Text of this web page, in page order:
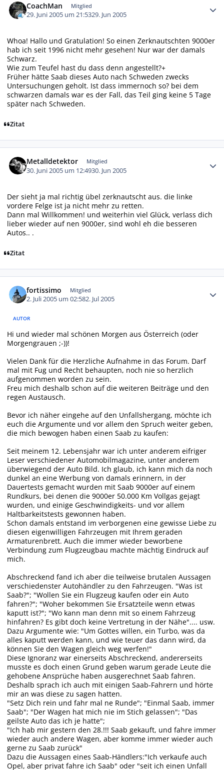
CoachMan Mitglied
29. Juni 2005 um 21:5329. Jun 2005
Whoa! Hallo und Gratulation! So einen Zerknautschten 9000er
hab ich seit 1996 nicht mehr gesehen! Nur war der damals
Schwarz.
Wie zum Teufel hast du dass denn angestellt?+
Früher hätte Saab dieses Auto nach Schweden zwecks
Untersuchungen geholt. Ist dass immernoch so? bei dem
schwarzen damals war es der Fall, das Teil ging keine 5 Tage
später nach Schweden.
Zitat
Metalldetektor Mitglied
30. Juni 2005 um 12:4930. Jun 2005
Der sieht ja mal richtig übel zerknautscht aus. die linke
vordere Felge ist ja nicht mehr zu retten.
Dann mal Willkommen! und weiterhin viel Glück, verlass dich
lieber wieder auf nen 9000er, sind wohl eh die besseren
Autos.. .
Zitat
fortissimo Mitglied
2. Juli 2005 um 02:582. Jul 2005
AUTOR
Hi und wieder mal schönen Morgen aus Österreich (oder
Morgengrauen ;-))!
Vielen Dank für die Herzliche Aufnahme in das Forum. Darf
mal mit Fug und Recht behaupten, noch nie so herzlich
aufgenommen worden zu sein.
Freu mich deshalb schon auf die weiteren Beiträge und den
regen Austausch.
Bevor ich näher eingehe auf den Unfallshergang, möchte ich
euch die Argumente und vor allem den Spruch weiter geben,
die mich bewogen haben einen Saab zu kaufen:
Seit meinem 12. Lebensjahr war ich unter anderem eifriger
Leser verschiedener Automobilmagazine, unter anderem
überwiegend der Auto Bild. Ich glaub, ich kann mich da noch
dunkel an eine Werbung von damals erinnern, in der
Dauertests gemacht wurden mit Saab 9000er auf einem
Rundkurs, bei denen die 9000er 50.000 Km Vollgas gejagt
wurden, und einige Geschwindigkeits- und vor allem
Haltbarkeitstests gewonnen haben.
Schon damals entstand im verborgenen eine gewisse Liebe zu
diesen eigenwilligen Fahrzeugen mit Ihrem geraden
Armaturenbrett. Auch die immer wieder beworbene
Verbindung zum Flugzeugbau machte mächtig Eindruck auf
mich.
Abschreckend fand ich aber die teilweise brutalen Aussagen
verschiedenster Autohändler zu den Fahrzeugen. "Was ist
Saab?"; "Wollen Sie ein Flugzeug kaufen oder ein Auto
fahren?"; "Woher bekommen Sie Ersatzteile wenn etwas
kaputt ist?"; "Wo kann man denn mit so einem Fahrzeug
hinfahren? Es gibt doch keine Vertretung in der Nähe".... usw.
Dazu Argumente wie: "Um Gottes willen, ein Turbo, was da
alles kaputt werden kann, und wie teuer das dann wird, da
können Sie den Wagen gleich weg werfen!"
Diese Ignoranz war einerseits Abschreckend, andererseits
musste es doch einen Grund geben warum gerade Leute die
gehobene Ansprüche haben ausgerechnet Saab fahren.
Deshalb sprach ich auch mit einigen Saab-Fahrern und hörte
mir an was diese zu sagen hatten.
"Setz Dich rein und fahr mal ne Runde"; "Einmal Saab, immer
Saab"; "Der Wagen hat mich nie im Stich gelassen"; "Das
geilste Auto das ich je hatte";
"Ich hab mir gestern den 28.!!! Saab gekauft, und fahre immer
wieder auch andere Wagen, aber komme immer wieder auch
gerne zu Saab zurück"
Dazu die Aussagen eines Saab-Händlers:"Ich verkaufe auch
Opel, aber privat fahre ich Saab" oder "seit ich einen Unfall